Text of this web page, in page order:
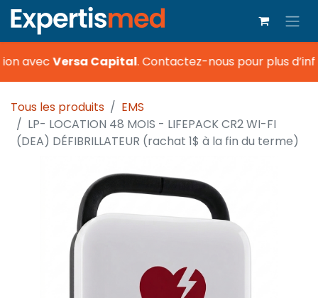
avecVersa Capital.Contactez-nous pour plus
Tous les produits
EMS
LP- LOCATION 48 MOIS - LIFEPACK CR2 WI-FI
(DEA) DÉFIBRILLATEUR (rachat 1$ à la fin du terme)